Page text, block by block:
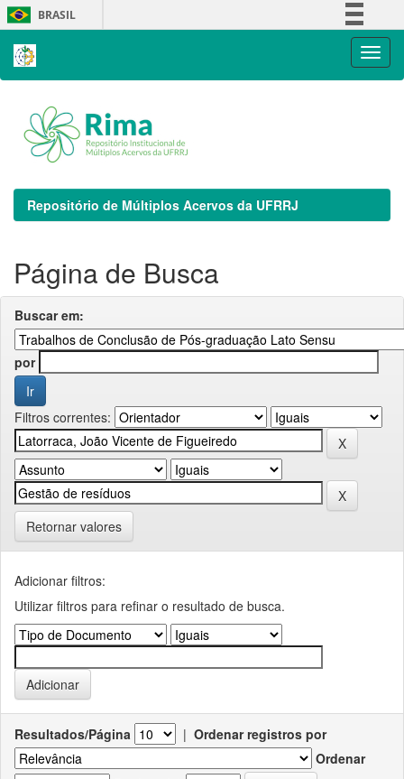
Skip
navigation
BRASIL
Repositório de Múltiplos Acervos da UFRRJ
Página de Busca
Buscar em:
por
Filtros correntes:
Retornar valores
Adicionar filtros:
Utilizar filtros para refinar o resultado de busca.
Resultados/Página | Ordenar registros por
Ordenar